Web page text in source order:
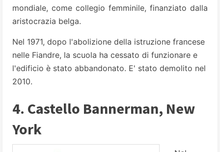
mondiale, come collegio femminile, finanziato dalla
aristocrazia belga.
Nel 1971, dopo l'abolizione della istruzione francese
nelle Fiandre, la scuola ha cessato di funzionare e
l'edificio è stato abbandonato. E' stato demolito nel
2010.
4. Castello Bannerman, New
York